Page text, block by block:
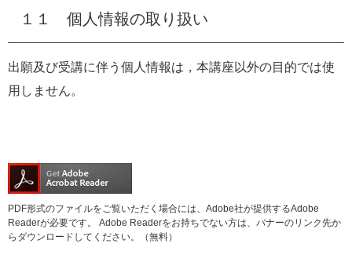
１１ 個人情報の取り扱い
出願及び受講に伴う個人情報は，本講座以外の目的では使
用しません。
PDF形式のファイルをご覧いただく場合には、Adobe社が提供するAdobe
Readerが必要です。
Adobe Readerをお持ちでない方は、バナーのリンク先か
らダウンロードしてください。（無料）